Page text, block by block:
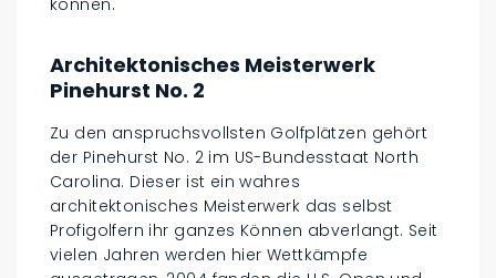
können.
Architektonisches Meisterwerk
Pinehurst No. 2
Zu den anspruchsvollsten Golfplätzen gehört
der Pinehurst No. 2 im US-Bundesstaat North
Carolina. Dieser ist ein wahres
architektonisches Meisterwerk das selbst
Profigolfern ihr ganzes Können abverlangt. Seit
vielen Jahren werden hier Wettkämpfe